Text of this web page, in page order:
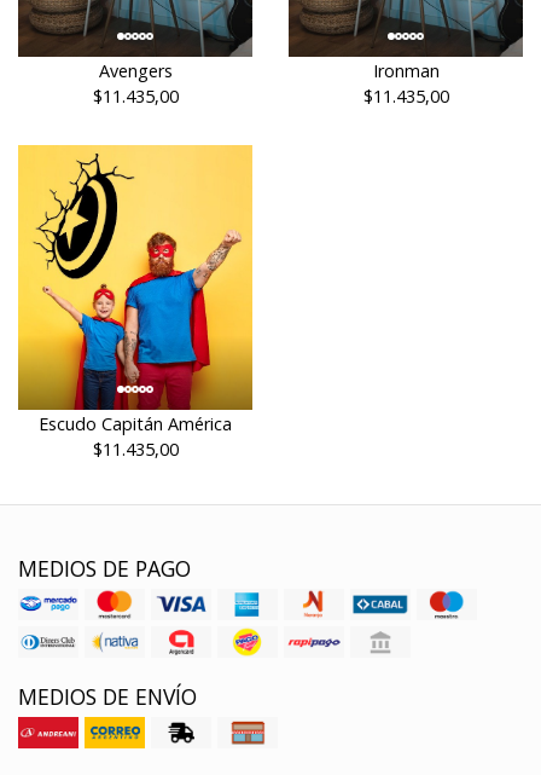
Avengers
$11.435,00
Ironman
$11.435,00
Escudo Capitán América
$11.435,00
MEDIOS DE PAGO
MEDIOS DE ENVÍO